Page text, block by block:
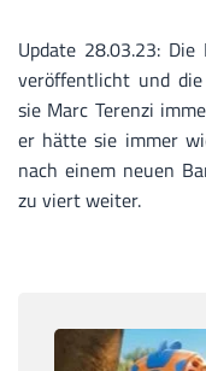
Update 28.03.23:
veröffentlicht und
sie Marc Terenzi
er hätte sie immer
nach einem neuen
zu viert weiter.